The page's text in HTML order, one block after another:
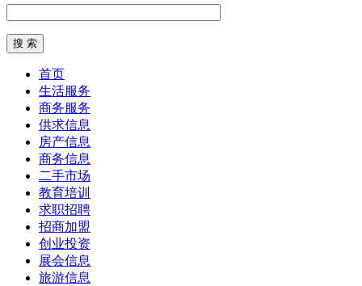
首页
生活服务
商务服务
供求信息
房产信息
商务信息
二手市场
教育培训
求职招聘
招商加盟
创业投资
展会信息
旅游信息